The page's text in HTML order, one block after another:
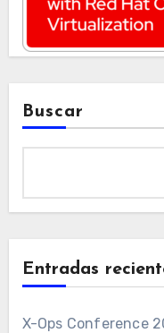
Buscar
Entradas
X-Ops Conference